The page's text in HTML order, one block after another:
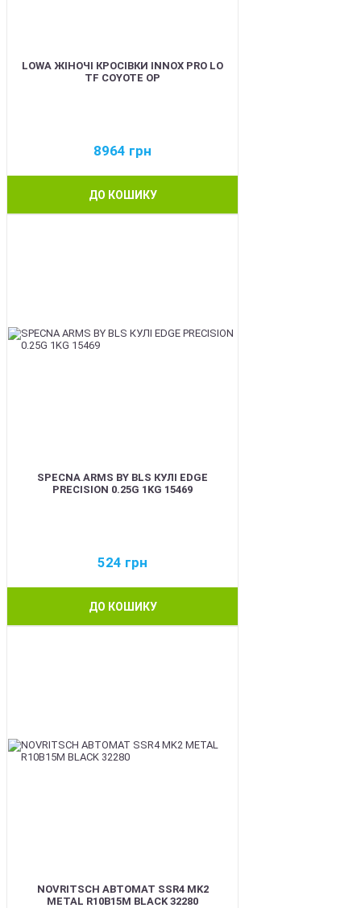
LOWA ЖІНОЧІ КРОСІВКИ INNOX PRO LO
TF COYOTE OP
8964 грн
ДО КОШИКУ
SPECNA ARMS BY BLS КУЛІ EDGE
PRECISION 0.25G 1KG 15469
524 грн
ДО КОШИКУ
NOVRITSCH АВТОМАТ SSR4 MK2
METAL R10B15M BLACK 32280